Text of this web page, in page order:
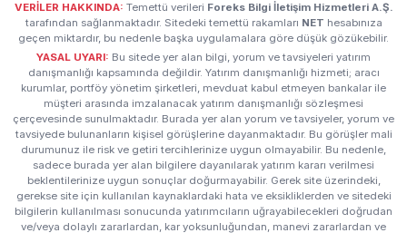
Yönetim Kurulu, BDDK'nın "Dijital Bankaların Faaliyet
Esasları ve Servis Modeli Bankacılığı Hakkında Yönetmelik"
kapsamında bağlı ortaklık olarak dijital katılım bankası
kurulması kararı almış olmakla birlikte; yapılan
değerlendirmeler sonucunda, Bankamız Yönetim Kurulu
tarafından, kurulacak katılım bankasının BDDK'nın
"Bankaların İzne Tabi İşlemleri ile Dolaylı Pay Sahipliğine...
HALKB 8 Nis 2025
Halk Elektrik Üretim A.Ş.'nin Kuruluşu
...
VERİLER HAKKINDA: Temettü verileri Foreks Bilgi İletişim Hizmetleri A.Ş.
tarafından sağlanmaktadır. Sitedeki temettü rakamları NET hesabınıza
geçen miktardır, bu nedenle başka uygulamalara göre düşük gözükebilir.
YASAL UYARI: Bu sitede yer alan bilgi, yorum ve tavsiyeleri yatırım
danışmanlığı kapsamında değildir. Yatırım danışmanlığı hizmeti; aracı
kurumlar, portföy yönetim şirketleri, mevduat kabul etmeyen bankalar ile
müşteri arasında imzalanacak yatırım danışmanlığı sözleşmesi
çerçevesinde sunulmaktadır. Burada yer alan yorum ve tavsiyeler, yorum ve
tavsiyede bulunanların kişisel görüşlerine dayanmaktadır. Bu görüşler mali
durumunuz ile risk ve getiri tercihlerinize uygun olmayabilir. Bu nedenle,
sadece burada yer alan bilgilere dayanılarak yatırım kararı verilmesi
beklentilerinize uygun sonuçlar doğurmayabilir. Gerek site üzerindeki,
gerekse site için kullanılan kaynaklardaki hata ve eksikliklerden ve sitedeki
bilgilerin kullanılması sonucunda yatırımcıların uğrayabilecekleri doğrudan
ve/veya dolaylı zararlardan, kar yoksunluğundan, manevi zararlardan ve